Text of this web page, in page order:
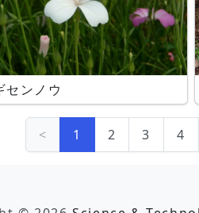
センノウ
< 1 2 3 4